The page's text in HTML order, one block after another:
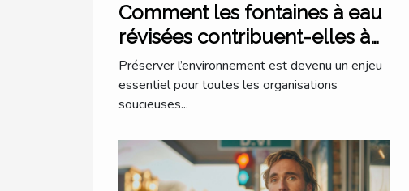
Comment les fontaines à eau
révisées contribuent-elles à
la durabilité
environnementale ?
Préserver l’environnement est devenu un enjeu
essentiel pour toutes les organisations
soucieuses...